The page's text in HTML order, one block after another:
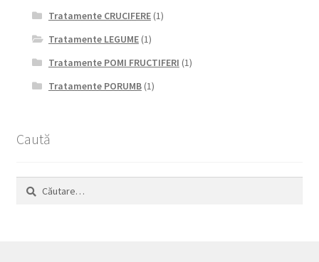
Tratamente CRUCIFERE(1)
Tratamente LEGUME(1)
Tratamente POMI FRUCTIFERI (1)
Tratamente PORUMB(1)
Caută
Caută